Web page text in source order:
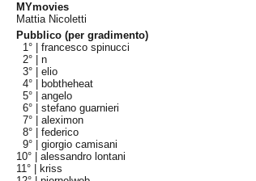
MYmovies
Mattia Nicoletti
Pubblico (per gradimento)
1° |francesco spinucci
2° |n
3° |elio
4° |
bobtheheat
5° |angelo
6° |stefano guarnieri
7° |aleximon
8° |federico
9° |giorgio camisani
10° |alessandro lontani
11° |
kriss